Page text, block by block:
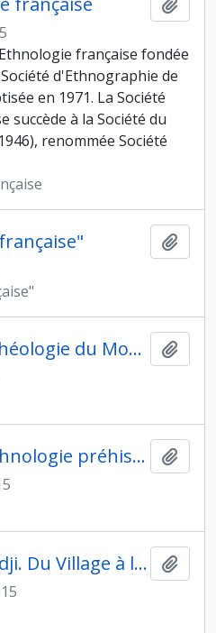
française fondée
d'Ethnographie de
en 1971. La Société
succède à la Société du
renommée Société
Alain Schnapp. Archéologie du Monde grec archaïque et classique
Philippe Soulier. Ethnologie préhistorique
Pierre de Miroschedji. Du Village à l'État au Proche- et Moyen-Orient